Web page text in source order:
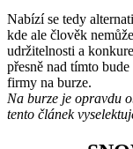
Nabízí se tedy
kde ale člověk
udržitelnosti a
přesně nad tímto
firmy na burze.
Na burze je opravdu
tento článek